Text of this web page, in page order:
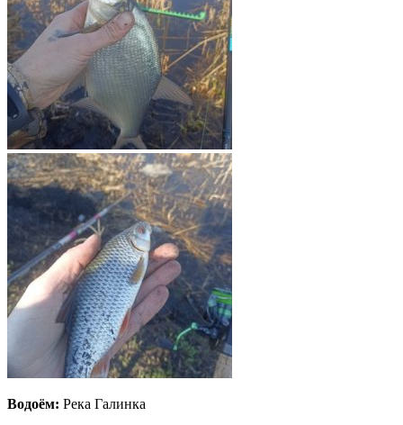
Водоём: Река Галинка